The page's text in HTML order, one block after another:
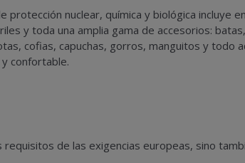
nuclear, química y biológica incluye
y toda una amplia gama de accesorios:
cofias, capuchas, gorros, manguitos y todo
confortable.
de las exigencias europeas, sino